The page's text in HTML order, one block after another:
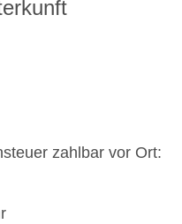
zahlbar vor Ort: